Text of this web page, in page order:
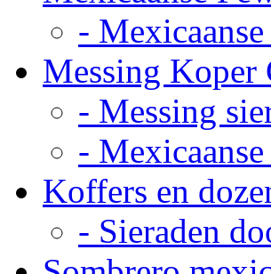
-
Messing Koper
- Messing
-
Koffers en
- Sieraden